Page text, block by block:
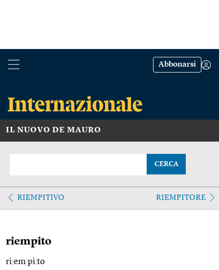
Abbonarsi
IL NUOVO DE MAURO
CERCA
RIEMPITIVO RIEMPITORE
riempito
ri em pì to